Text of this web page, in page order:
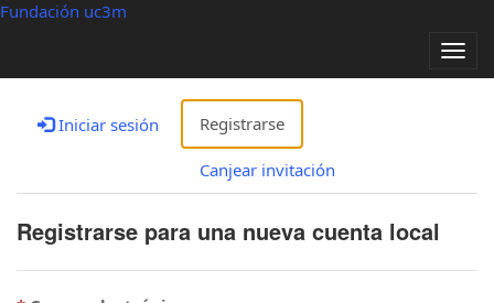
Fundación uc3m
Iniciar sesión Registrarse
Canjear invitación
Registrarse para una nueva cuenta local